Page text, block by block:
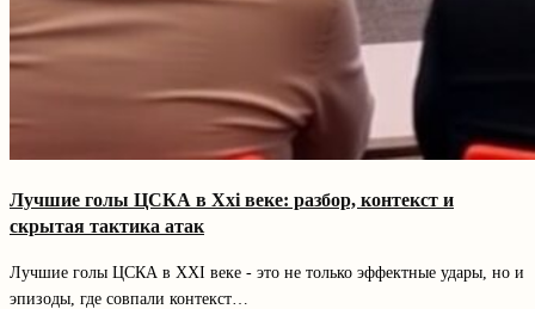
Лучшие голы ЦСКА в Xxi веке: разбор, контекст и
скрытая тактика атак
Лучшие голы ЦСКА в XXI веке - это не только эффектные удары, но и
эпизоды, где совпали контекст…